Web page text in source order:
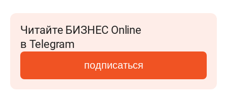
Читайте БИЗНЕС Online
в Telegram
подписаться